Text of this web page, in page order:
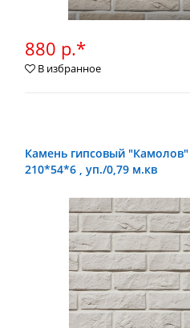
880 р.*
В избранное
Камень гипсовый
210*54*6 , уп./0,79 м.кв